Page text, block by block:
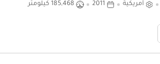
أمريكية 2011 185,468 كيلومتر